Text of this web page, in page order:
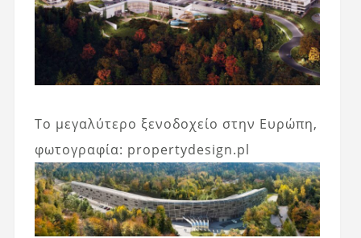
Το μεγαλύτερο ξενοδοχείο στην Ευρώπη,
φωτογραφία: propertydesign.pl